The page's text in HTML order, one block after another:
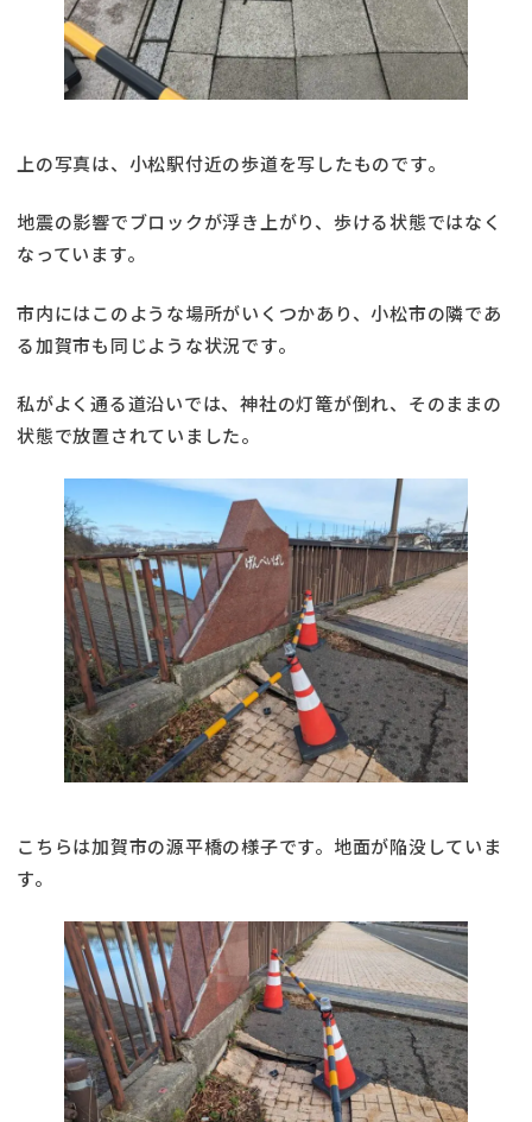
上の写真は、小松駅付近の歩道を写したものです。
地震の影響でブロックが浮き上がり、歩ける状態ではなく
なっています。
市内にはこのような場所がいくつかあり、小松市の隣であ
る加賀市も同じような状況です。
私がよく通る道沿いでは、神社の灯篭が倒れ、そのままの
状態で放置されていました。
こちらは加賀市の源平橋の様子です。地面が陥没していま
す。